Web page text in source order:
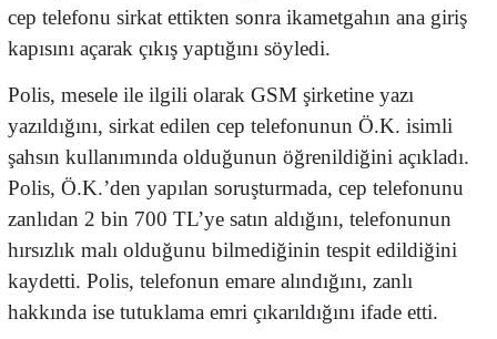
cep telefonu sirkat ettikten sonra ikametgahın ana giriş
kapısını açarak çıkış yaptığını söyledi.
Polis, mesele ile ilgili olarak GSM şirketine yazı
yazıldığını, sirkat edilen cep telefonunun Ö.K. isimli
şahsın kullanımında olduğunun öğrenildiğini açıkladı.
Polis, Ö.K.’den yapılan soruşturmada, cep telefonunu
zanlıdan 2 bin 700 TL’ye satın aldığını, telefonunun
hırsızlık malı olduğunu bilmediğinin tespit edildiğini
kaydetti. Polis, telefonun emare alındığını, zanlı
hakkında ise tutuklama emri çıkarıldığını ifade etti.